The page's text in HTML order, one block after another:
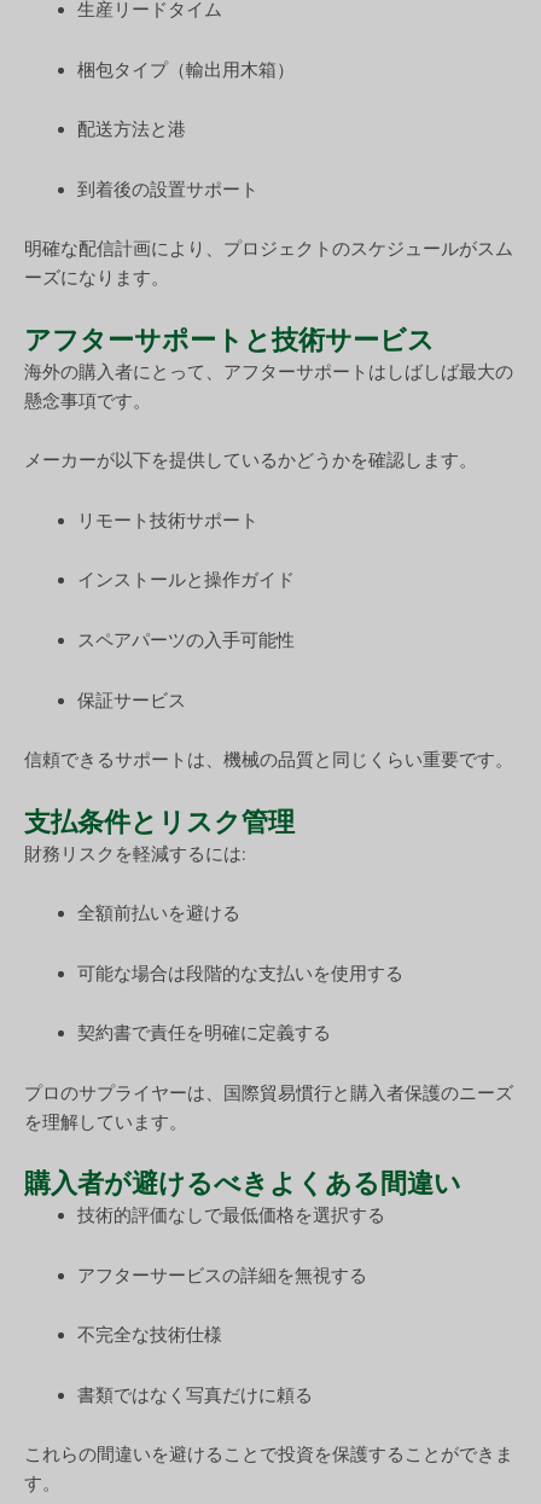
生産リードタイム
梱包タイプ（輸出用木箱）
配送方法と港
到着後の設置サポート
明確な配信計画により、プロジェクトのスケジュールがスム
ーズになります。
アフターサポートと技術サービス
海外の購入者にとって、アフターサポートはしばしば最大の
懸念事項です。
メーカーが以下を提供しているかどうかを確認します。
リモート技術サポート
インストールと操作ガイド
スペアパーツの入手可能性
保証サービス
信頼できるサポートは、機械の品質と同じくらい重要です。
支払条件とリスク管理
財務リスクを軽減するには:
全額前払いを避ける
可能な場合は段階的な支払いを使用する
契約書で責任を明確に定義する
プロのサプライヤーは、国際貿易慣行と購入者保護のニーズ
を理解しています。
購入者が避けるべきよくある間違い
技術的評価なしで最低価格を選択する
アフターサービスの詳細を無視する
不完全な技術仕様
書類ではなく写真だけに頼る
これらの間違いを避けることで投資を保護することができま
す。